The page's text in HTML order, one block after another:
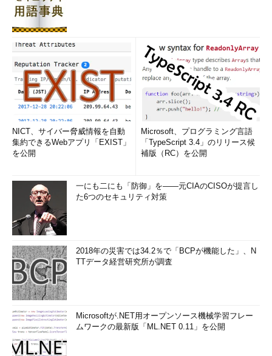
NICT、サイバー脅威情報を自動
集約できるWebアプリ「EXIST」
を公開
Microsoft、プログラミング言語
「TypeScript 3.4」のリリース候
補版（RC）を公開
一にも二にも「防御」を――元CIAのCISOが提言し
た6つのセキュリティ対策
2018年の災害では34.2％で「BCPが機能した」、N
TTデータ経営研究所が調査
Microsoftが.NET用オープンソース機械学習フレー
ムワークの最新版「ML.NET 0.11」を公開